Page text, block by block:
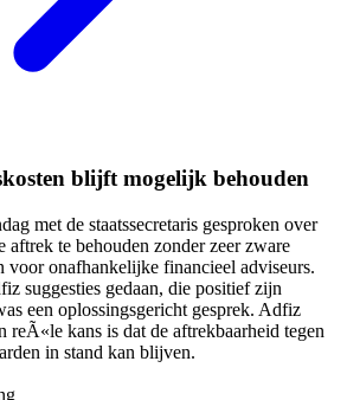
blijft mogelijk behouden
met de staatssecretaris gesproken over
aftrek te behouden zonder zeer zware
voor onafhankelijke financieel adviseurs.
suggesties gedaan, die positief zijn
een oplossingsgericht gesprek. Adfiz
reÃ«le kans is dat de aftrekbaarheid tegen
in stand kan blijven.